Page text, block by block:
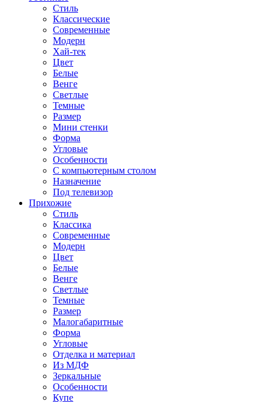
Стиль
Классические
Современные
Модерн
Хай-тек
Цвет
Белые
Венге
Светлые
Темные
Размер
Мини стенки
Форма
Угловые
Особенности
С компьютерным столом
Назначение
Под телевизор
Прихожие
Стиль
Классика
Современные
Модерн
Цвет
Белые
Венге
Светлые
Темные
Размер
Малогабаритные
Форма
Угловые
Отделка и материал
Из МДФ
Зеркальные
Особенности
Купе